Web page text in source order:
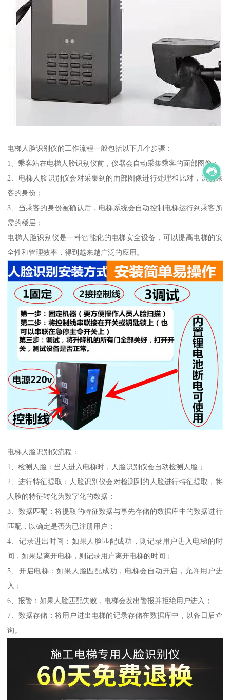
电梯人脸识别仪的工作流程一般包括以下几个步骤：
1、乘客站在电梯人脸识别仪前，仪器会自动采集乘客的面部图像；
2、电梯人脸识别仪会对采集到的面部图像进行处理和比对，识别乘
客的身份；
3、当乘客的身份被确认后，电梯系统会自动控制电梯运行到乘客所
需的楼层；
电梯人脸识别仪是一种智能化的电梯安全设备，可以提高电梯的安
全性和管理效率，得到越来越广泛的应用。
电梯人脸识别仪流程：
1、检测人脸：当人进入电梯时，人脸识别仪会自动检测人脸；
2、进行特征提取：人脸识别仪会对检测到的人脸进行特征提取，将
人脸的特征转化为数字化的数据；
3、数据匹配：将提取的特征数据与事先存储的数据库中的数据进行
匹配，以确定是否为已注册用户；
4、记录进出时间：如果人脸匹配成功，则记录用户进入电梯的时
间，如果是离开电梯，则记录用户离开电梯的时间；
5、开启电梯：如果人脸匹配成功，电梯会自动开启，允许用户进
入；
6、报警：如果人脸匹配失败，电梯会发出警报并拒绝用户进入；
7、数据存储：将用户进出电梯的记录存储在数据库中，以备日后查
询。